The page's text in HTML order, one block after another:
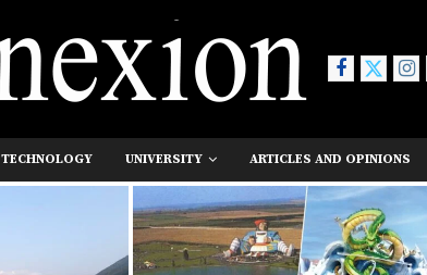
TECHNOLOGY UNIVERSITY ARTICLES AND OPINIONS